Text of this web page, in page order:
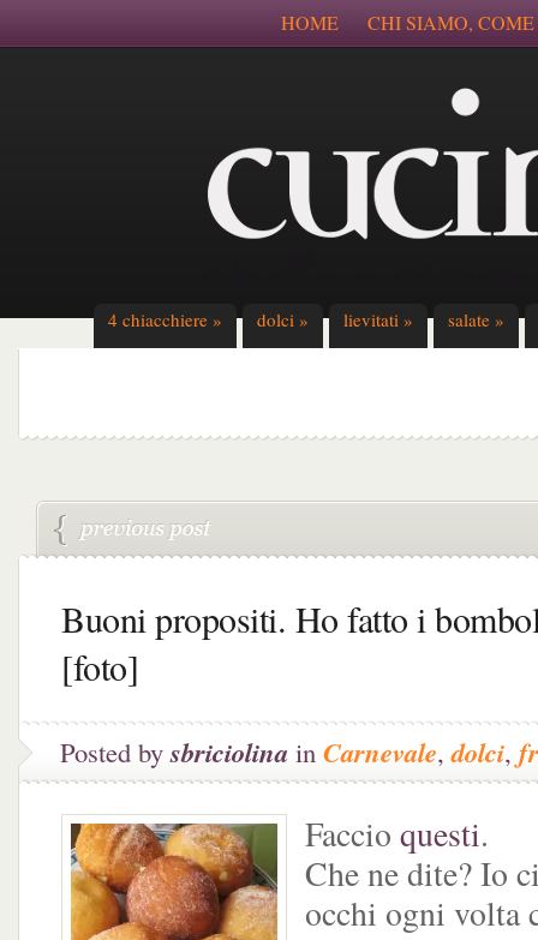
HOME CHI SIAMO,
4 chiacchiere » dolci » lievitati » salate »
Buoni propositi. Ho fatto i
[foto]
Posted bysbriciolina in Carnevale,dolci,
Faccio questi.
Che ne dite? Io
occhi ogni volta